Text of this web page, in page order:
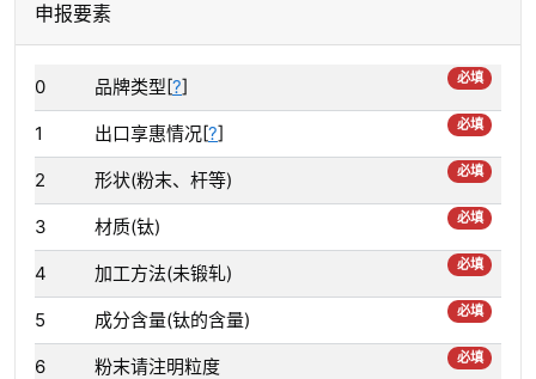
申报要素
0 品牌类型[?] 必填
1 出口享惠情况[?] 必填
2 形状(粉末、杆等) 必填
3 材质(钛) 必填
4 加工方法(未锻轧) 必填
5 成分含量(钛的含量) 必填
6 粉末请注明粒度 必填